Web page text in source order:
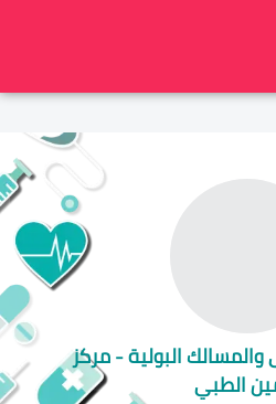
البولية - مركز
الطبي